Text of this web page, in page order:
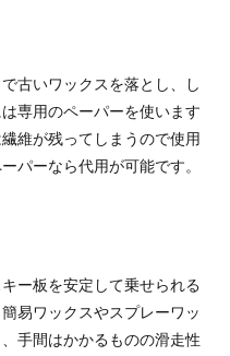
会に来てくれた人へのお
古いワックスを落とし、し
専用のペーパーを使います
維が残ってしまうので使用
パーなら代用が可能です。
ー板を安定して乗せられる
易ワックスやスプレーワッ
手間はかかるものの滑走性